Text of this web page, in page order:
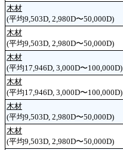
木材
(平均9,503D, 2,980D〜50,000D)
木材
(平均9,503D, 2,980D〜50,000D)
木材
(平均17,946D, 3,000D〜100,000D)
木材
(平均17,946D, 3,000D〜100,000D)
木材
(平均9,503D, 2,980D〜50,000D)
木材
(平均9,503D, 2,980D〜50,000D)